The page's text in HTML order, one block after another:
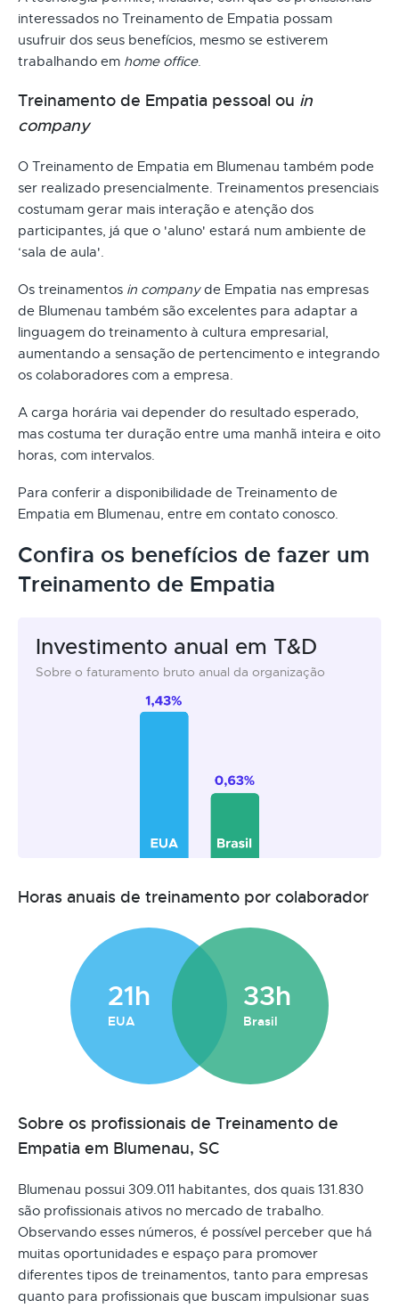
interessados no Treinamento de Empatia possam
usufruir dos seus benefícios, mesmo se estiverem
trabalhando em home office.
Treinamento de Empatia pessoal ou in
company
O Treinamento de Empatia em Blumenau também pode
ser realizado presencialmente. Treinamentos presenciais
costumam gerar mais interação e atenção dos
participantes, já que o 'aluno' estará num ambiente de
‘sala de aula'.
Os treinamentos in companyde Empatia nas empresas
de Blumenau também são excelentes para adaptar a
linguagem do treinamento à cultura empresarial,
aumentando a sensação de pertencimento e integrando
os colaboradores com a empresa.
A carga horária vai depender do resultado esperado,
mas costuma ter duração entre uma manhã inteira e oito
horas, com intervalos.
Para conferir a disponibilidade de Treinamento de
Empatia em Blumenau, entre em contato conosco.
Confira os benefícios de fazer um
Treinamento de Empatia
Investimento anual em T&D
Sobre o faturamento bruto anual da organização
Horas anuais de treinamento por colaborador
21h
EUA
33h
Brasil
Sobre os profissionais de Treinamento de
Empatia em Blumenau, SC
Blumenau possui 309.011 habitantes, dos quais 131.830
são profissionais ativos no mercado de trabalho.
Observando esses números, é possível perceber que há
muitas oportunidades e espaço para promover
diferentes tipos de treinamentos, tanto para empresas
quanto para profissionais que buscam impulsionar suas